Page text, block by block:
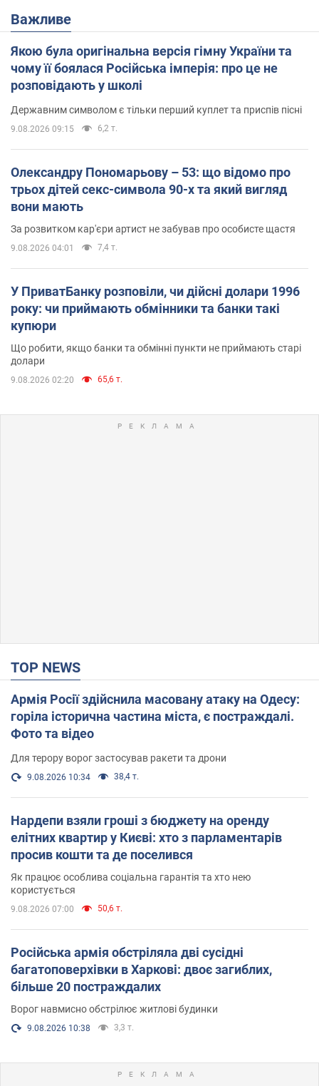
Важливе
Якою була оригінальна версія гімну України та
чому її боялася Російська імперія: про це не
розповідають у школі
Державним символом є тільки перший куплет та приспів пісні
9.08.2026 09:15 6,2 т.
Олександру Пономарьову – 53: що відомо про
трьох дітей секс-символа 90-х та який вигляд
вони мають
За розвитком кар'єри артист не забував про особисте щастя
9.08.2026 04:01 7,4 т.
У ПриватБанку розповіли, чи дійсні долари 1996
року: чи приймають обмінники та банки такі
купюри
Що робити, якщо банки та обмінні пункти не приймають старі
долари
9.08.2026 02:20 65,6 т.
TOP NEWS
Армія Росії здійснила масовану атаку на Одесу:
горіла історична частина міста, є постраждалі.
Фото та відео
Для терору ворог застосував ракети та дрони
9.08.2026 10:34 38,4 т.
Нардепи взяли гроші з бюджету на оренду
елітних квартир у Києві: хто з парламентарів
просив кошти та де поселився
Як працює особлива соціальна гарантія та хто нею
користується
9.08.2026 07:00 50,6 т.
Російська армія обстріляла дві сусідні
багатоповерхівки в Харкові: двоє загиблих,
більше 20 постраждалих
Ворог навмисно обстрілює житлові будинки
9.08.2026 10:38 3,3 т.